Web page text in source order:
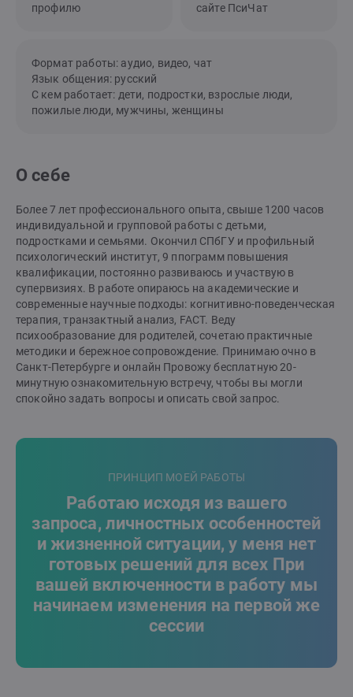
профилю
сайте ПсиЧат
Формат работы: аудио, видео, чат
Язык общения: русский
С кем работает: дети, подростки, взрослые люди,
пожилые люди, мужчины, женщины
О себе
Более 7 лет профессионального опыта, свыше 1200 часов
индивидуальной и групповой работы с детьми,
подростками и семьями. Окончил СПбГУ и профильный
психологический институт, 9 ппограмм повышения
квалификации, постоянно развиваюсь и участвую в
супервизиях. В работе опираюсь на академические и
современные научные подходы: когнитивно-поведенческая
терапия, транзактный анализ, FACT. Веду
психообразование для родителей, сочетаю практичные
методики и бережное сопровождение. Принимаю очно в
Санкт-Петербурге и онлайн Провожу бесплатную 20-
минутную ознакомительную встречу, чтобы вы могли
спокойно задать вопросы и описать свой запрос.
ПРИНЦИП МОЕЙ РАБОТЫ
Работаю исходя из вашего
запроса, личностных особенностей
и жизненной ситуации, у меня нет
готовых решений для всех При
вашей включенности в работу мы
начинаем изменения на первой же
сессии